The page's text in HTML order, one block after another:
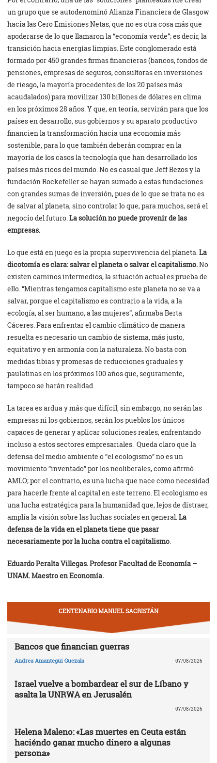
un grupo que se autodenominó Alianza Financiera de Glasgow
hacia las Cero Emisiones Netas, que no es otra cosa más que
apoderarse de lo que llamaron la “economía verde”; es decir, la
transición hacia energías limpias. Este conglomerado está
formado por 450 grandes firmas financieras (bancos, fondos de
pensiones, empresas de seguros, consultoras en inversiones
de riesgo, la mayoría procedentes de los 20 países más
acaudalados) para movilizar 130 billones de dólares en clima
en los próximos 28 años. Y que, en teoría, servirán para que los
países en desarrollo, sus gobiernos y su aparato productivo
financien la transformación hacia una economía más
sostenible, para lo que también deberán comprar en la
mayoría de los casos la tecnología que han desarrollado los
países más ricos del mundo. No es casual que Jeff Bezos y la
fundación Rockefeller se hayan sumado a estas fundaciones
con grandes sumas de inversión, pues de lo que se trata no es
de salvar al planeta, sino controlar lo que, para muchos, será el
negocio del futuro.La solución no puede provenir de las
empresas.
Lo que está en juego es la propia supervivencia del planeta.La
dicotomía es clara: salvar el planeta o salvar el capitalismo.No
existen caminos intermedios, la situación actual es prueba de
ello. “Mientras tengamos capitalismo este planeta no se va a
salvar, porque el capitalismo es contrario a la vida, a la
ecología, al ser humano, a las mujeres”, afirmaba Berta
Cáceres. Para enfrentar el cambio climático de manera
resuelta es necesario un cambio de sistema, más justo,
equitativo y en armonía con la naturaleza. No basta con
medidas tibias y promesas de reducciones graduales y
paulatinas en los próximos 100 años que, seguramente,
tampoco se harán realidad.
La tarea es ardua y más que difícil, sin embargo, no serán las
empresas ni los gobiernos, serán los pueblos los únicos
capaces de generar y aplicar soluciones reales, enfrentando
incluso a estos sectores empresariales. Queda claro que la
defensa del medio ambiente o “el ecologismo” no es un
movimiento “inventado” por los neoliberales, como afirmó
AMLO; por el contrario, es una lucha que nace como necesidad
para hacerle frente al capital en este terreno. El ecologismo es
una lucha estratégica para la humanidad que, lejos de distraer,
amplía la visión sobre las luchas sociales en general.La
defensa de la vida en el planeta tiene que pasar
necesariamente por la lucha contra el capitalismo.
Eduardo Peralta Villegas. Profesor Facultad de Economía –
UNAM. Maestro en Economía.
CENTENARIO MANUEL SACRISTÁN
Bancos que financian guerras
Andrea Amantegui Guezala 07/08/2026
Israel vuelve a bombardear el sur de Líbano y
asalta la UNRWA en Jerusalén
07/08/2026
Helena Maleno: «Las muertes en Ceuta están
haciéndo ganar mucho dinero a algunas
persona»